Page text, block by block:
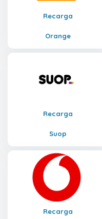
Recarga
Orange
Recarga
Suop
Recarga